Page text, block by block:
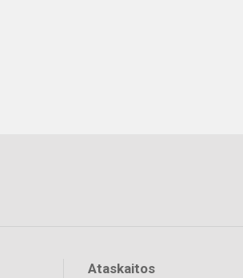
Ataskaitos